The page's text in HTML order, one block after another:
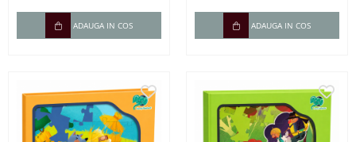
ADAUGA IN COS ADAUGA IN COS